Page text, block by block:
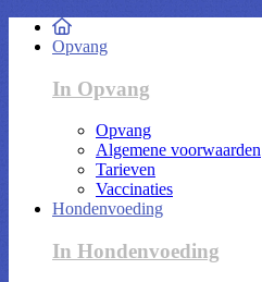
Opvang
In Opvang
Opvang
Algemene voorwaarden
Tarieven
Vaccinaties
Hondenvoeding
In Hondenvoeding